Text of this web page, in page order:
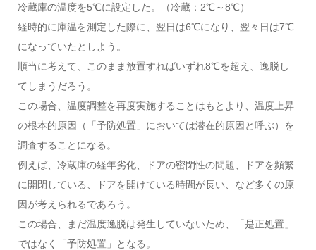
冷蔵庫の温度を5℃に設定した。（冷蔵：2℃～8℃）
経時的に庫温を測定した際に、翌日は6℃になり、翌々日は7℃
になっていたとしよう。
順当に考えて、このまま放置すればいずれ8℃を超え、逸脱し
てしまうだろう。
この場合、温度調整を再度実施することはもとより、温度上昇
の根本的原因（「予防処置」においては潜在的原因と呼ぶ）を
調査することになる。
例えば、冷蔵庫の経年劣化、ドアの密閉性の問題、ドアを頻繁
に開閉している、ドアを開けている時間が長い、など多くの原
因が考えられるであろう。
この場合、まだ温度逸脱は発生していないため、「是正処置」
ではなく「予防処置」となる。